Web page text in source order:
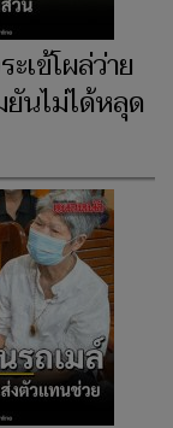
เข้โผล่ว่าย
ยันไม่ได้หลุด